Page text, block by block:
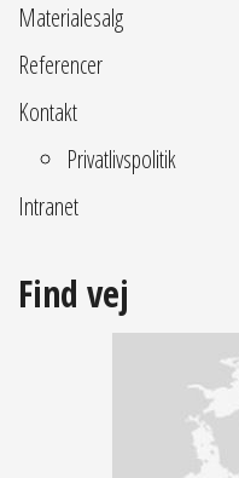
Materialesalg
Referencer
Kontakt
Privatlivspolitik
Intranet
Find vej